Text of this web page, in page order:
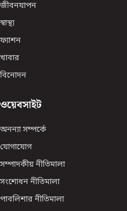
জীবনযাপন
স্বাস্থ্য
ফ্যাশন
খাবার
বিনোদন
ওয়েবসাইট
অনন্যা সম্পর্কে
যোগাযোগ
সম্পাদকীয় নীতিমালা
সংশোধন নীতিমালা
পাবলিশার নীতিমালা